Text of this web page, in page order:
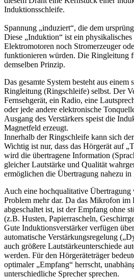
Induktionsschleife.
Spannung „induziert“, die dem
Diese „Induktion“ ist ein physikalisches
Elektromotoren noch Stromerzeuger
funktionieren würden. Die Ringleitung
demselben Prinzip.
Das gesamte System besteht aus einem
Ringleitung (Ringschleife) selbst. Der
Fernsehgerät, ein Radio, eine
oder jede andere elektronische
Ausgang des Verstärkers speist die
Magnetfeld erzeugt.
Innerhalb der Ringschleife kann sich
Wichtig ist nur, dass das Hörgerät auf
wird die übertragene Information
gleicher Lautstärke und Qualität
ermöglichen die Übertragung nahezu
Auch eine hochqualitative
Problem mehr dar. Da das Mikrofon im
abgeschaltet ist, ist der Empfang ohne
(z.B. Husten, Papierrascheln,
Gute Induktionsverstärker verfügen
automatische Verstärkungsregelung
auch größere Lautstärkeunterschiede
werden. Für den Hörgeräteträger
optimaler „Empfang“ herrscht,
unterschiedliche Sprecher sprechen.